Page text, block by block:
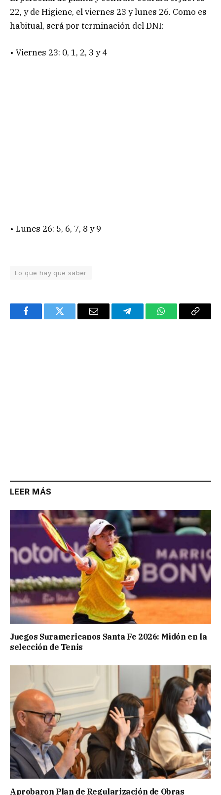
22, y de Higiene, el viernes 23 y lunes 26. Como es
habitual, será por terminación del DNI:
• Viernes 23: 0, 1, 2, 3 y 4
• Lunes 26: 5, 6, 7, 8 y 9
Lo que hay que saber
FacebookTwitter Email TelegramWhatsAppCopy
LEER MÁS
Juegos Suramericanos Santa Fe 2026: Midón en la
selección de Tenis
Aprobaron Plan de Regularización de Obras